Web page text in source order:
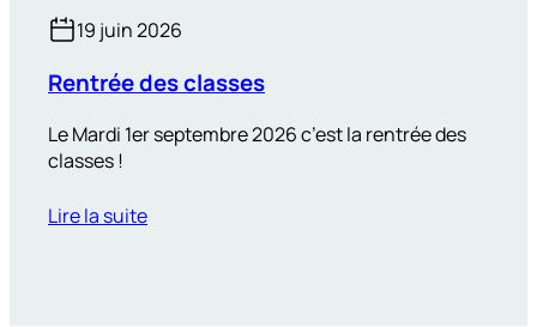
19 juin 2026
Rentrée des classes
Le Mardi 1er septembre 2026 c’est la rentrée des
classes !
Lire la suite